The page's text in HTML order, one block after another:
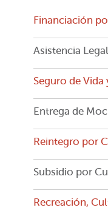
Financiación
Asistencia
Seguro de Vida
Entrega de
Reintegro por
Subsidio por
Recreación,